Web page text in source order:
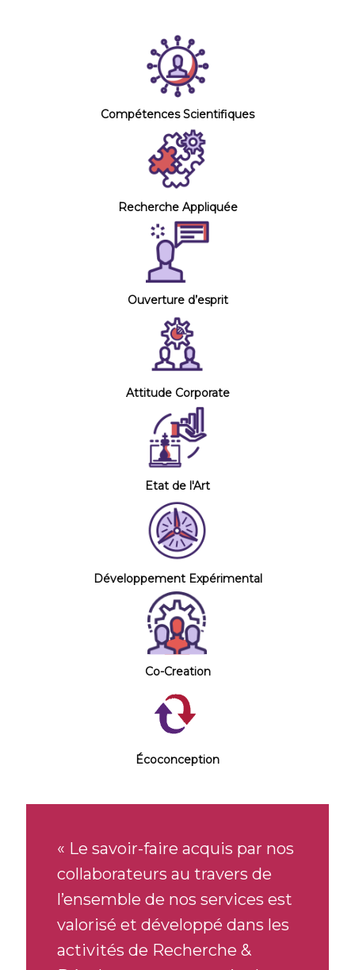
Compétences Scientifiques
Recherche Appliquée
Ouverture d’esprit
Attitude Corporate
Etat de l'Art
Développement Expérimental
Co-Creation
Écoconception
« Le savoir-faire acquis par nos
collaborateurs au travers de
l’ensemble de nos services est
valorisé et développé dans les
activités de Recherche &